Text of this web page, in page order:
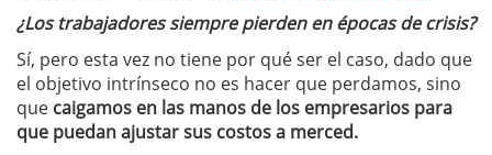
¿Los trabajadores siempre pierden en épocas de crisis?
Sí, pero esta vez no tiene por qué ser el caso, dado que
el objetivo intrínseco no es hacer que perdamos, sino
que caigamos en las manos de los empresarios para
que puedan ajustar sus costos a merced.